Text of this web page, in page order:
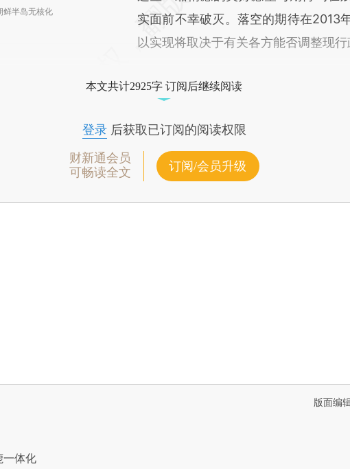
鲜半岛无核化
实面前不幸破灭。落空的期待在2013
以实现将取决于有关各方能否调整现行
本文共计2925字 订阅后继续阅读
登录后获取已订阅的阅读权限
财新通会员
可畅读全文
订阅/会员升级
版面编
一体化